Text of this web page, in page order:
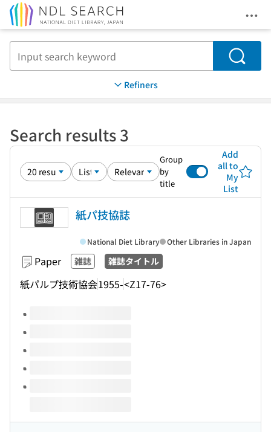
Search
Refiners
Search results 3
Group
by
title
Add
all to
My
List
紙パ技協誌
Paper 雑誌 雑誌タイトル
紙パルプ技術協会1955-<Z17-76>
National Diet Library Other Libraries in Japan
Volumes of this title